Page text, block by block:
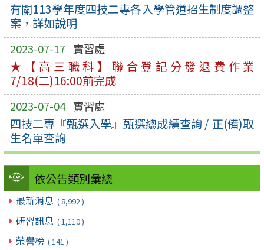
有關113學年度四技二專各入學管道招生制度調整
案，詳如說明
2023-07-17 實習處
★【高三職科】聯合登記分發退費作業
7/18(二)16:00前完成
2023-07-04 實習處
四技二專『甄選入學』甄選總成績查詢 / 正(備)取
生名單查詢
依公告類別彙總
最新消息 ( 8,992 )
研習訊息 ( 1,110 )
榮譽榜 ( 141 )